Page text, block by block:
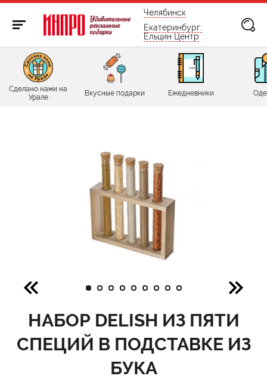
бесплатно по России
Челябинск
Екатеринбург:
Ельцин Центр
Сделано нами на
Урале
Вкусные подарки Ежедневники
НАБОР DELISH ИЗ ПЯТИ
СПЕЦИЙ В ПОДСТАВКЕ ИЗ
БУКА